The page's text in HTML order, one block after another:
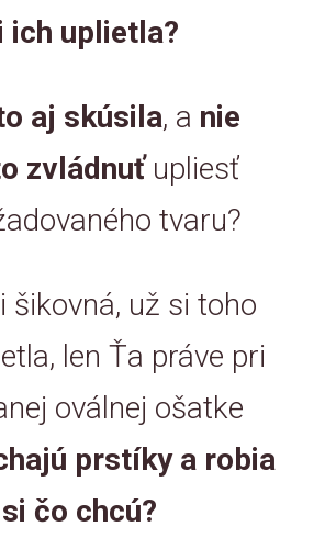
ich uplietla?
aj skúsila, a nie
zvládnuťupliesť
tvaru?
šikovná, už si toho
len Ťa práve pri
oválnej ošatke
prstíky a robia
si čo chcú?